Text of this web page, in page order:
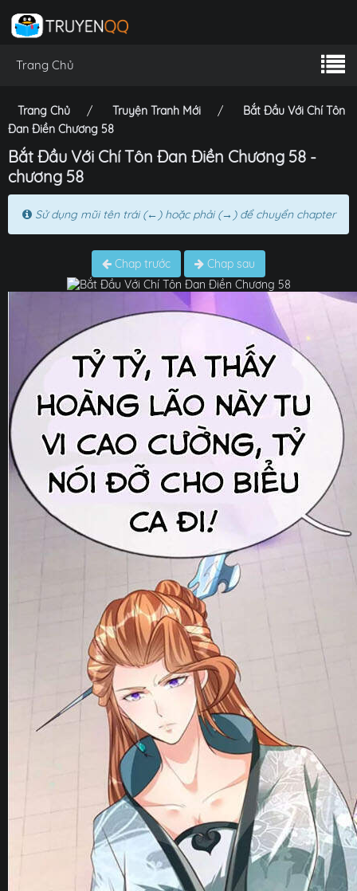
Trang Chủ
Trang Chủ Truyện Tranh Mới
Bắt Đầu Với Chí Tôn
Đan Điền Chương 58
Bắt Đầu Với Chí Tôn Đan Điền Chương 58 -
chương 58
Sử dụng mũi tên trái (←) hoặc phải (→) để chuyển chapter
Chap trước Chap sau